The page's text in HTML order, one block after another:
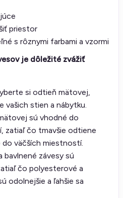
priestor
s rôznymi farbami a vzormi
je dôležité zvážiť
si odtieň mätovej,
vašich stien a nábytku.
sú vhodné do
zatiaľ čo tmavšie odtiene
väčších miestností.
bavlnené závesy sú
čo polyesterové a
odolnejšie a ľahšie sa